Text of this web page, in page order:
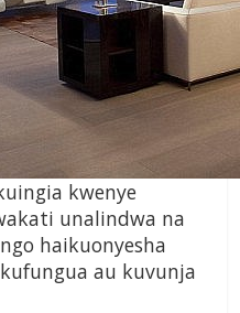
kwenye
unalindwa na
haikuonyesha
au kuvunja